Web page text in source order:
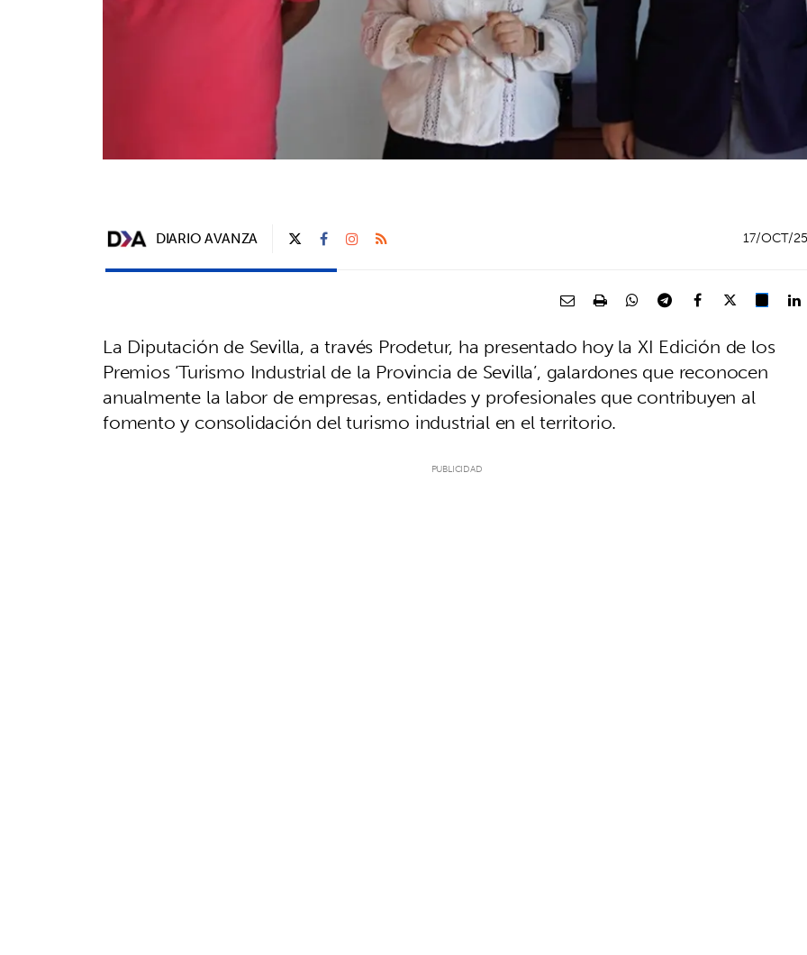
DIARIO AVANZA 17/OCT/25
La Diputación de Sevilla, a través Prodetur, ha presentado hoy la XI Edición de los
Premios ‘Turismo Industrial de la Provincia de Sevilla’, galardones que reconocen
anualmente la labor de empresas, entidades y profesionales que contribuyen al
fomento y consolidación del turismo industrial en el territorio.